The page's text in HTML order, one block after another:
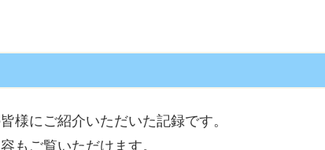
様にご紹介いただいた記録です。
もご覧いただけます。